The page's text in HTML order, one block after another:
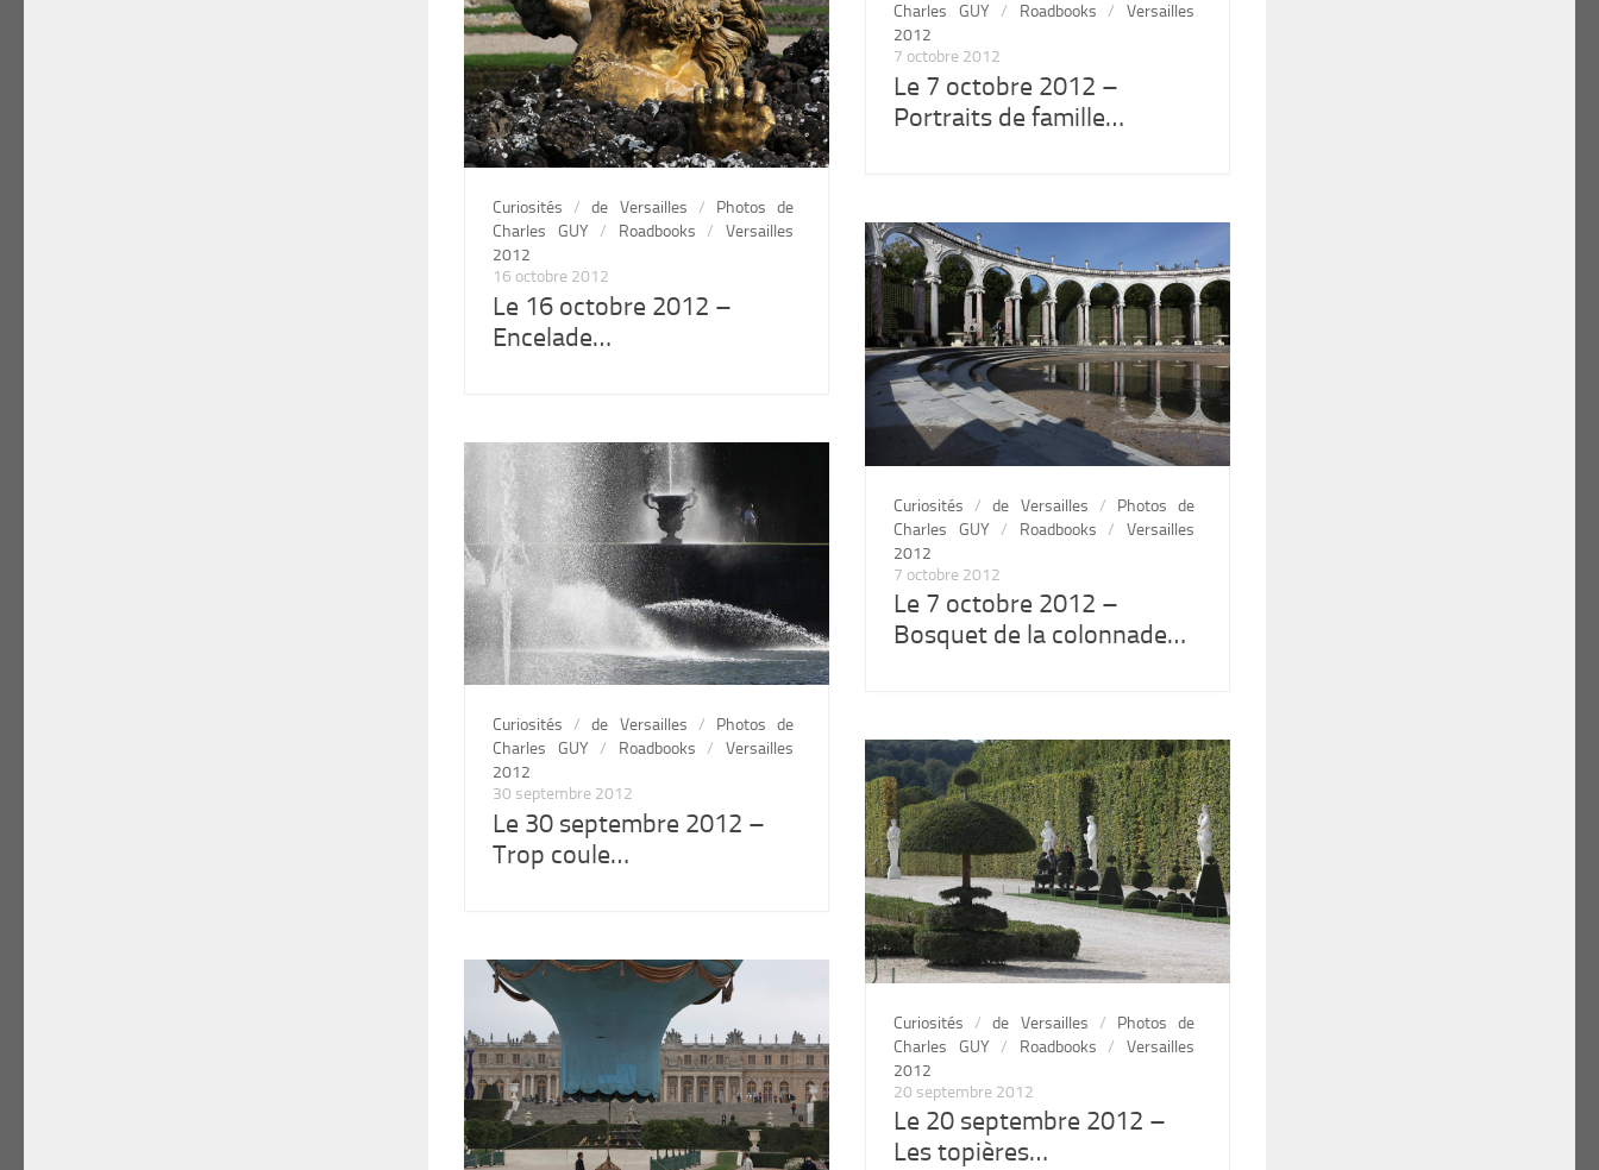
Curiosités /de Versailles / Photos de
Charles GUY / Roadbooks /Versailles
2012
16 octobre 2012
Le 16 octobre 2012 –
Encelade…
Charles GUY / Roadbooks /Versailles
2012
7 octobre 2012
Le 7 octobre 2012 –
Portraits de famille…
Curiosités /de Versailles / Photos de
Charles GUY / Roadbooks /Versailles
2012
7 octobre 2012
Le 7 octobre 2012 –
Bosquet de la colonnade…
Curiosités /de Versailles / Photos de
Charles GUY / Roadbooks /Versailles
2012
30 septembre 2012
Le 30 septembre 2012 –
Trop coule…
Curiosités /de Versailles / Photos de
Charles GUY / Roadbooks /Versailles
2012
20 septembre 2012
Le 20 septembre 2012 –
Les topières…